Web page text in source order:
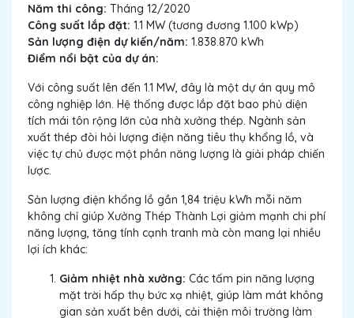
Năm thi công: Tháng 12/2020
Công suất lắp đặt: 1.1 MW (tương đương 1.100 kWp)
Sản lượng điện dự kiến/năm: 1.838.870 kWh
Điểm nổi bật của dự án:
Với công suất lên đến 1.1 MW, đây là một dự án quy mô
công nghiệp lớn. Hệ thống được lắp đặt bao phủ diện
tích mái tôn rộng lớn của nhà xưởng thép. Ngành sản
xuất thép đòi hỏi lượng điện năng tiêu thụ khổng lồ, và
việc tự chủ được một phần năng lượng là giải pháp chiến
lược.
Sản lượng điện khổng lồ gần 1,84 triệu kWh mỗi năm
không chỉ giúp Xưởng Thép Thành Lợi giảm mạnh chi phí
năng lượng, tăng tính cạnh tranh mà còn mang lại nhiều
lợi ích khác:
Giảm nhiệt nhà xưởng: Các tấm pin năng lượng
mặt trời hấp thụ bức xạ nhiệt, giúp làm mát không
gian sản xuất bên dưới, cải thiện môi trường làm